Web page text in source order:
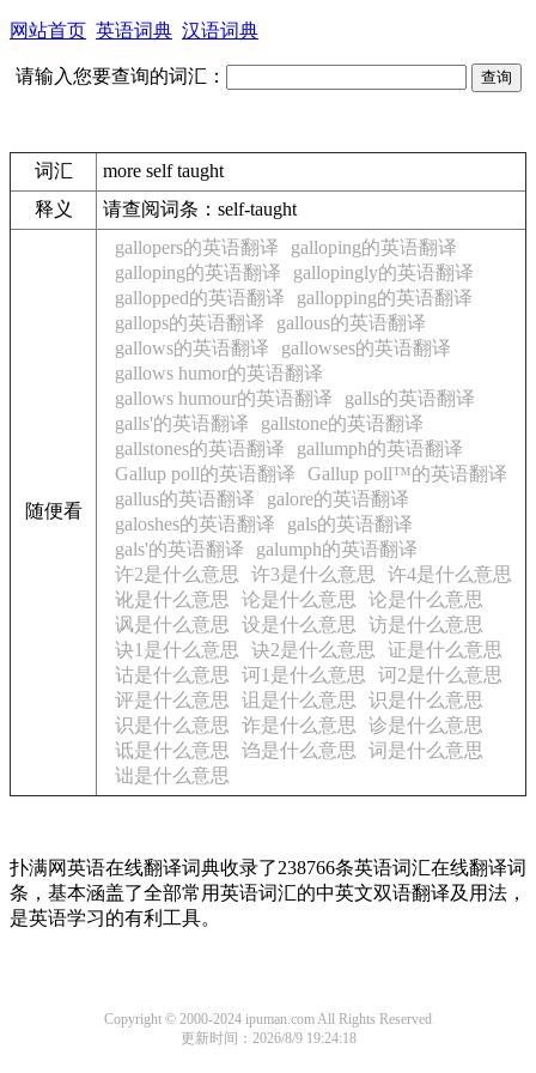
网站首页 英语词典 汉语词典
请输入您要查询的词汇：
词汇
more self taught
释义
请查阅词条：self-taught
随便看
gallopers的英语翻译
galloping的英语翻译
galloping的英语翻译
gallopingly的英语翻译
gallopped的英语翻译
gallopping的英语翻译
gallops的英语翻译
gallous的英语翻译
gallows的英语翻译
gallowses的英语翻译
gallows humor的英语翻译
gallows humour的英语翻译
galls的英语翻译
galls'的英语翻译
gallstone的英语翻译
gallstones的英语翻译
gallumph的英语翻译
Gallup poll的英语翻译
Gallup poll™的英语翻译
gallus的英语翻译
galore的英语翻译
galoshes的英语翻译
gals的英语翻译
gals'的英语翻译
galumph的英语翻译
许2是什么意思
许3是什么意思
许4是什么意思
讹是什么意思
论是什么意思
论是什么意思
讽是什么意思
设是什么意思
访是什么意思
诀1是什么意思
诀2是什么意思
证是什么意思
诂是什么意思
诃1是什么意思
诃2是什么意思
评是什么意思
诅是什么意思
识是什么意思
识是什么意思
诈是什么意思
诊是什么意思
诋是什么意思
诌是什么意思
词是什么意思
诎是什么意思
扑满网英语在线翻译词典收录了238766条英语词汇在线翻译词
条，基本涵盖了全部常用英语词汇的中英文双语翻译及用法，
是英语学习的有利工具。
Copyright © 2000-2024 ipuman.com All Rights Reserved
更新时间：2026/8/9 19:24:18